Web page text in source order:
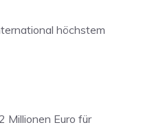
höchstem
Millionen Euro für